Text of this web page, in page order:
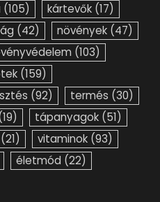
(105) kártevők (17)
(42) növények (47)
(103)
(159)
(92) termés (30)
tápanyagok (51)
(21) vitaminok (93)
életmód (22)